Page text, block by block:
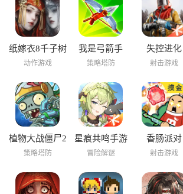
纸嫁衣8千子树
动作游戏
我是弓箭手
策略塔防
失控进化
射击游戏
植物大战僵尸2
海底世界
策略塔防
星痕共鸣手游
冒险解谜
香肠派对
射击游戏